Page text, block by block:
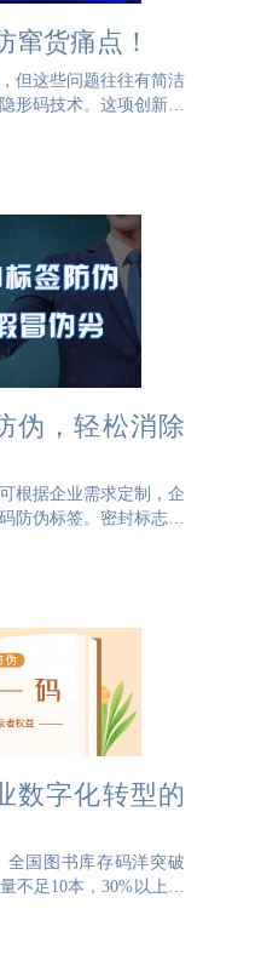
窜货痛点！
但这些问题往往有简洁
形码技术。这项创新不
泛，几乎能以一己之力
厂家的痛点：假货横
伪，轻松消除
根据企业需求定制，企
防伪标签。密封标志防
有保障，保证产品不被
计成各种形状，适用于
数字化转型的
全国图书库存码洋突破
不足10本，30%以上为
"模式导致选题同质化
高退货率，僵化的库存